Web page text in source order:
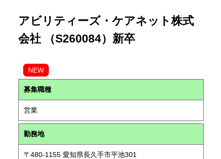
アビリティーズ・ケアネット株式
会社 （S260084）新卒
NEW
募集職種
営業
勤務地
〒480-1155 愛知県長久手市平池301